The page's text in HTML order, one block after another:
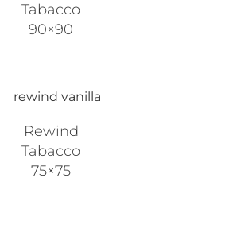
Tabacco
90×90
Rewind
Tabacco
75×75